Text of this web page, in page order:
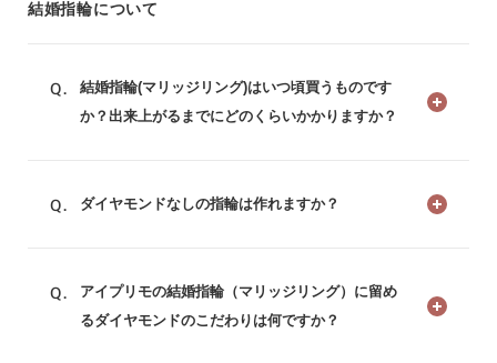
結婚指輪について
結婚指輪(マリッジリング)はいつ頃買うものです
か？出来上がるまでにどのくらいかかりますか？
ダイヤモンドなしの指輪は作れますか？
アイプリモの結婚指輪（マリッジリング）に留め
るダイヤモンドのこだわりは何ですか？